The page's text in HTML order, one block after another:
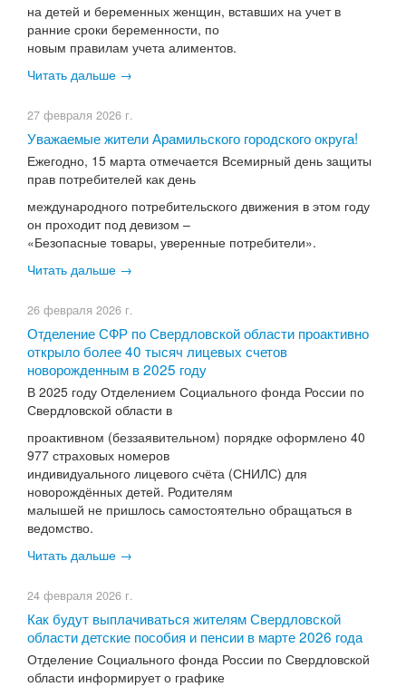
на детей и беременных женщин, вставших на учет в
ранние сроки беременности, по
новым правилам учета алиментов.
Читать дальше →
27 февраля 2026 г.
У​важаемые жители Арамильского городского округа!
Ежегодно, 15 марта отмечается Всемирный день защиты
прав потребителей как день
международного потребительского движения в этом году
он проходит под девизом –
«Безопасные товары, уверенные потребители».
Читать дальше →
26 февраля 2026 г.
​​Отделение СФР по Свердловской области проактивно
открыло более 40 тысяч лицевых счетов
новорожденным в 2025 году
В 2025 году Отделением Социального фонда России по
Свердловской области в
проактивном (беззаявительном) порядке оформлено 40
977 страховых номеров
индивидуального лицевого счёта (СНИЛС) для
новорождённых детей. Родителям
малышей не пришлось самостоятельно обращаться в
ведомство.
Читать дальше →
24 февраля 2026 г.
Как будут выплачиваться жителям Свердловской
области детские пособия и пенсии в марте 2026 года
Отделение Социального фонда России по Свердловской
области информирует о графике